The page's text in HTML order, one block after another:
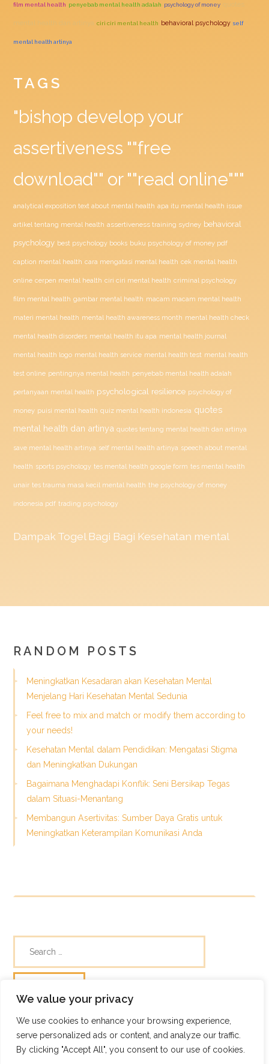
We value your privacy
We use cookies to enhance your browsing experience,
serve personalized ads or content, and analyze our traffic.
By clicking "Accept All", you consent to our use of cookies.
film mental health penyebab mental health adalah psychology of money
ciri ciri mental health behavioral psychology self
mental health artinya
TAGS
"bishop develop your
assertiveness ""free
download"" or ""read online"""
analytical exposition text about mental health apa itu mental health issue
artikel tentang mental health assertiveness training sydney behavioral
psychology best psychology books buku psychology of money pdf
caption mental health cara mengatasi mental health cek mental health
online cerpen mental health ciri ciri mental health criminal psychology
film mental health gambar mental health macam macam mental health
materi mental health mental health awareness month mental health check
mental health disorders mental health itu apa mental health journal
mental health logo mental health service mental health test mental health
test online pentingnya mental health penyebab mental health adalah
pertanyaan mental health psychological resilience psychology of
money puisi mental health quiz mental health indonesia quotes
mental health dan artinya quotes tentang mental health dan artinya
save mental health artinya self mental health artinya speech about mental
health sports psychology tes mental health google form tes mental health
unair tes trauma masa kecil mental health the psychology of money
indonesia pdf trading psychology
DampakTogelBagi Bagi Kesehatan mental
RANDOM POSTS
Meningkatkan Kesadaran akan Kesehatan Mental
Menjelang Hari Kesehatan Mental Sedunia
Feel free to mix and match or modify them according to
your needs!
Kesehatan Mental dalam Pendidikan: Mengatasi Stigma
dan Meningkatkan Dukungan
Bagaimana Menghadapi Konflik: Seni Bersikap Tegas
dalam Situasi-Menantang
Membangun Asertivitas: Sumber Daya Gratis untuk
Meningkatkan Keterampilan Komunikasi Anda